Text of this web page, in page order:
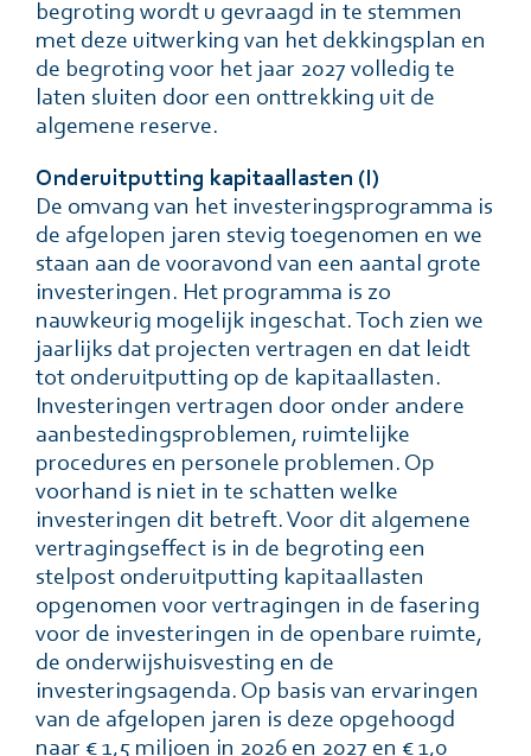
begroting wordt u gevraagd in te stemmen
met deze uitwerking van het dekkingsplan en
de begroting voor het jaar 2027 volledig te
laten sluiten door een onttrekking uit de
algemene reserve.
Onderuitputting kapitaallasten (I)
De omvang van het investeringsprogramma is
de afgelopen jaren stevig toegenomen en we
staan aan de vooravond van een aantal grote
investeringen. Het programma is zo
nauwkeurig mogelijk ingeschat. Toch zien we
jaarlijks dat projecten vertragen en dat leidt
tot onderuitputting op de kapitaallasten.
Investeringen vertragen door onder andere
aanbestedingsproblemen, ruimtelijke
procedures en personele problemen. Op
voorhand is niet in te schatten welke
investeringen dit betreft. Voor dit algemene
vertragingseffect is in de begroting een
stelpost onderuitputting kapitaallasten
opgenomen voor vertragingen in de fasering
voor de investeringen in de openbare ruimte,
de onderwijshuisvesting en de
investeringsagenda. Op basis van ervaringen
van de afgelopen jaren is deze opgehoogd
naar € 1,5 miljoen in 2026 en 2027 en € 1,0